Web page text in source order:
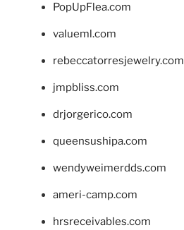
PopUpFlea.com
valueml.com
rebeccatorresjewelry.com
jmpbliss.com
drjorgerico.com
queensushipa.com
wendyweimerdds.com
ameri-camp.com
hrsreceivables.com